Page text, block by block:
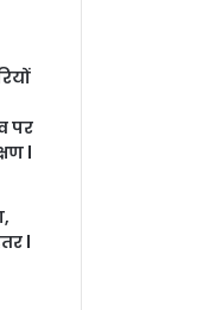
पर
l
l